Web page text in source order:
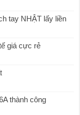
tay NHẬT lấy liền
giá cực rẻ
thành công